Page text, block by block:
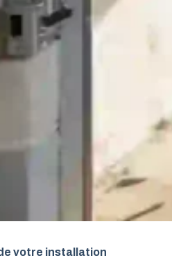
votre installation